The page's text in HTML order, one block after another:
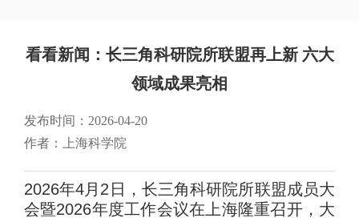
看看新闻：长三角科研院所联盟再上新 六大
领域成果亮相
发布时间：2026-04-20
作者：上海科学院
2026年4月2日，长三角科研院所联盟成员大
会暨2026年度工作会议在上海隆重召开，大